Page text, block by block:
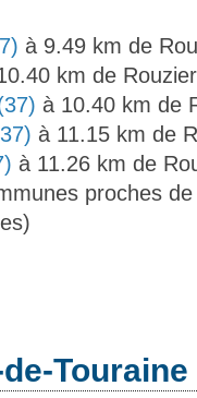
à 9.49 km de
km de
à 10.40 km de
à 11.15 km de
à 11.26 km de
proches
Touraine